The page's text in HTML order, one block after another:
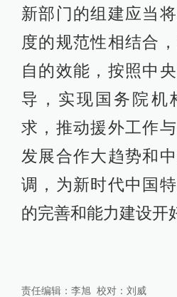
新部门的组建应当
度的规范性相结合
自的效能，按照中
导，实现国务院机
求，推动援外工作
发展合作大趋势和
调，为新时代中国
的完善和能力建设开
责任编辑： 李旭 校对： 刘威